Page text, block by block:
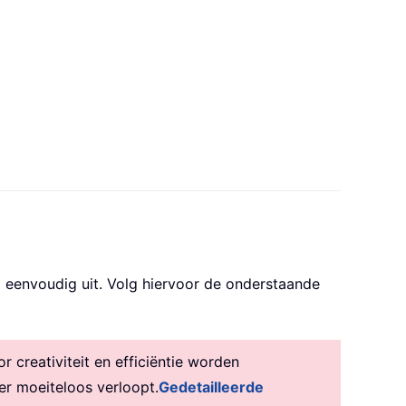
uit. Volg hiervoor de onderstaande
creativiteit en efficiëntie worden
moeiteloos verloopt.Gedetailleerde